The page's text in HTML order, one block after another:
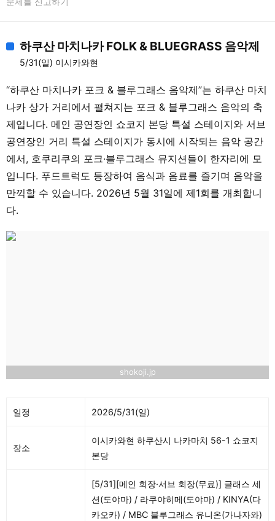
하쿠산 마치나카 FOLK & BLUEGRASS 음악제
5/31(일) 이시카와현
“하쿠산 마치나카 포크 & 블루그래스 음악제”는 하쿠산 마치
나카 상가 거리에서 펼쳐지는 포크 & 블루그래스 음악의 축
제입니다. 메인 공연장인 쇼코지 본당 특설 스테이지와 서브
공연장인 거리 특설 스테이지가 동시에 시작되는 음악 공간
에서, 호쿠리쿠의 포크·블루그래스 뮤지션들이 한자리에 모
입니다. 푸드트럭도 등장하여 음식과 음료를 즐기며 음악을
만끽할 수 있습니다. 2026년 5월 31일에 제1회를 개최합니
다.
shokoji.jp
일정 2026/5/31(일)
장소
이시카와현 하쿠산시 나카마치 56-1 쇼코지
본당
[5/31][메인 회장·서브 회장(무료)] 글래스 세
션(도야마) / 라쿠야히메(도야마) / KINYA(다
카오카) / MBC 블루그래스 유니온(가나자와)